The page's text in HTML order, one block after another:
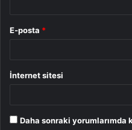
E-posta *
İnternet sitesi
Daha sonraki yorumlarımda